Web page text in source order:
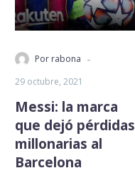
Por rabona -
29 octubre, 2021
Messi: la marca
que dejó pérdidas
millonarias al
Barcelona